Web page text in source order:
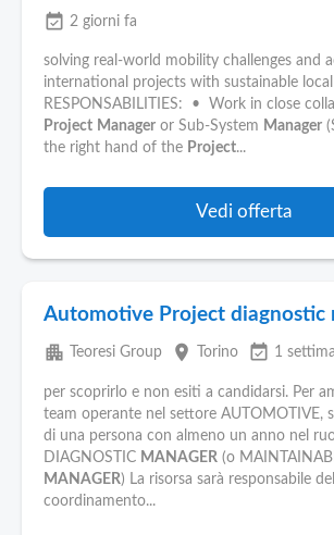
event_available 2 giorni fa
solving real-world mobility challenges and
international projects with sustainable
RESPONSABILITIES: • Work in close
Project Manager or Sub-System Manager
the right hand of the Project...
Vedi offerta
Automotive Project diagnostic
apartment Teoresi Group place Torino event_available 1
per scoprirlo e non esiti a candidarsi. Per
team operante nel settore AUTOMOTIVE,
di una persona con almeno un anno nel
DIAGNOSTIC MANAGER (o
MANAGER) La risorsa sarà responsabile del
coordinamento...